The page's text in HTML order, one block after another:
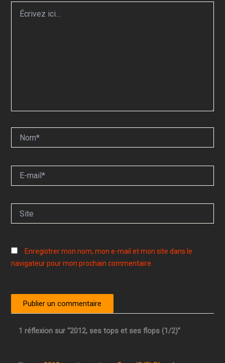
ici…
mail*
Enregistrer mon nom, mon e-mail et mon site dans le
navigateur pour mon prochain commentaire.
1 réflexion sur “2012, ses tops et ses flops (1/2)”